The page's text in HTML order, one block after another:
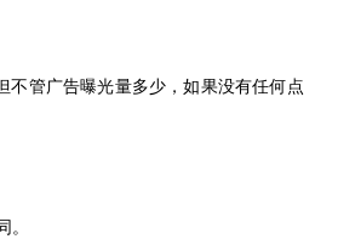
不管广告曝光量多少，如果没有任何点
。